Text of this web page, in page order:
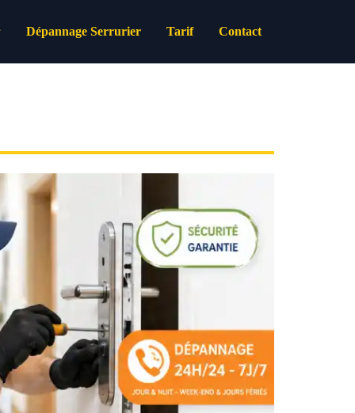
Dépannage Serrurier Tarif Contact